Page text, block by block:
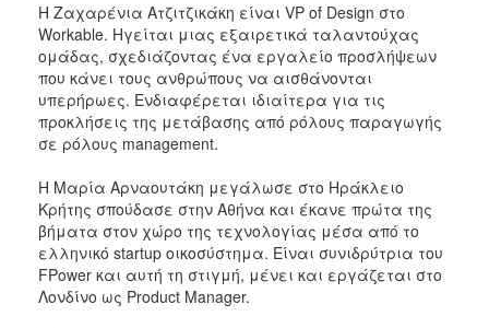
Η Ζαχαρένια Ατζιτζικάκη είναι VP of Design στο
Workable. Ηγείται μιας εξαιρετικά ταλαντούχας
ομάδας, σχεδιάζοντας ένα εργαλείο προσλήψεων
που κάνει τους ανθρώπους να αισθάνονται
υπερήρωες. Ενδιαφέρεται ιδιαίτερα για τις
προκλήσεις της μετάβασης από ρόλους παραγωγής
σε ρόλους management.
Η Μαρία Αρναουτάκη μεγάλωσε στο Ηράκλειο
Κρήτης σπούδασε στην Αθήνα και έκανε πρώτα της
βήματα στον χώρο της τεχνολογίας μέσα από το
ελληνικό startup οικοσύστημα. Είναι συνιδρύτρια του
FPower και αυτή τη στιγμή, μένει και εργάζεται στο
Λονδίνο ως Product Manager.